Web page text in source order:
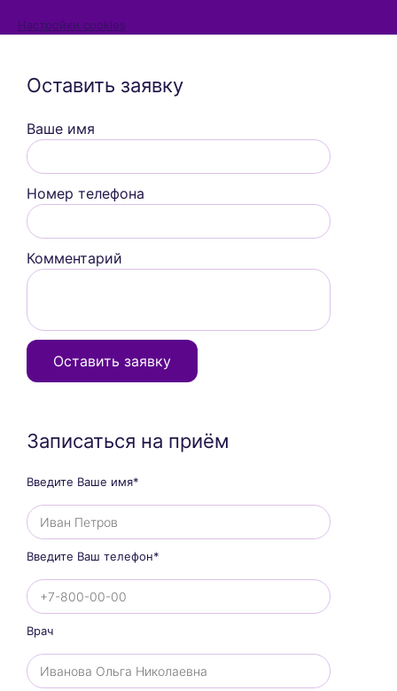
Настройки cookies
Оставить заявку
Ваше имя
Номер телефона
Комментарий
Оставить заявку
Записаться на приём
Введите Ваше имя*
Введите Ваш телефон*
Врач